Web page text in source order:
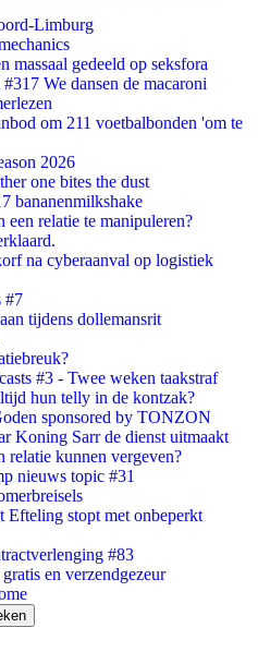
Limburg
massaal gedeeld op seksfora
We dansen de macaroni
om 211 voetbalbonden 'om te
2026
one bites the dust
bananenmilkshake
een relatie te manipuleren?
na cyberaanval op logistiek
#7
tijdens dollemansrit
#3 - Twee weken taakstraf
hun telly in de kontzak?
sponsored by TONZON
Koning Sarr de dienst uitmaakt
relatie kunnen vergeven?
nieuws topic #31
Efteling stopt met onbeperkt
#83
en verzendgezeur